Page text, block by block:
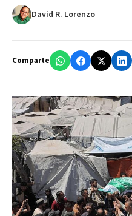
David R. Lorenzo
Comparte